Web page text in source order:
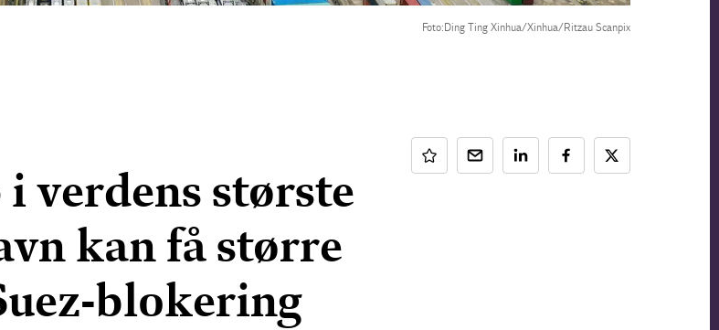
Foto:Ding Ting Xinhua/Xinhua/Ritzau Scanpix
verdens største
kan få større
blokering